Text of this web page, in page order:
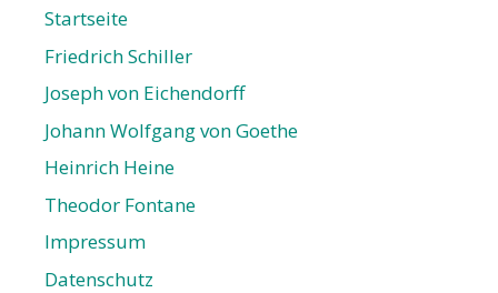
Startseite
Friedrich Schiller
Joseph von Eichendorff
Johann Wolfgang von Goethe
Heinrich Heine
Theodor Fontane
Impressum
Datenschutz­